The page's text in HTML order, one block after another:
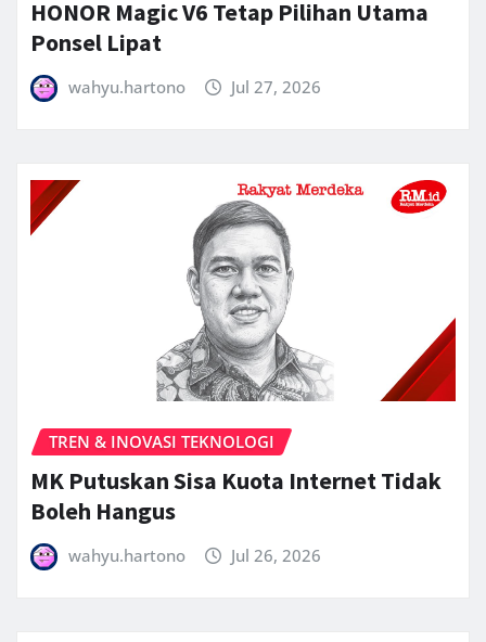
HONOR Magic V6 Tetap Pilihan Utama
Ponsel Lipat
wahyu.hartono Jul 27, 2026
TREN & INOVASI TEKNOLOGI
MK Putuskan Sisa Kuota Internet Tidak
Boleh Hangus
wahyu.hartono Jul 26, 2026